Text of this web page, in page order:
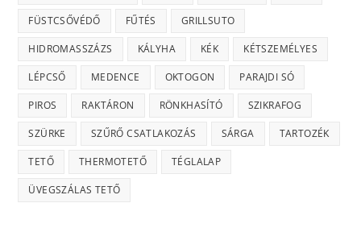
FÜSTCSŐVÉDŐ FŰTÉS GRILLSUTO
HIDROMASSZÁZS KÁLYHA KÉK KÉTSZEMÉLYES
LÉPCSŐ MEDENCE OKTOGON PARAJDI SÓ
PIROS RAKTÁRON RÖNKHASÍTÓ SZIKRAFOG
SZÜRKE SZŰRŐ CSATLAKOZÁS SÁRGA TARTOZÉK
TETŐ THERMOTETŐ TÉGLALAP
ÜVEGSZÁLAS TETŐ